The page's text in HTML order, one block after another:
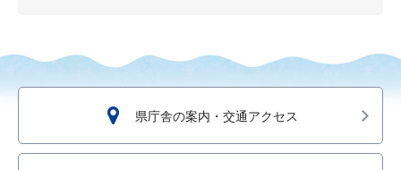
県庁舎の案内・交通アクセス